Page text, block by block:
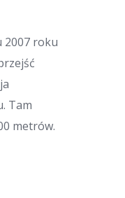
2007 roku
Tam
metrów.